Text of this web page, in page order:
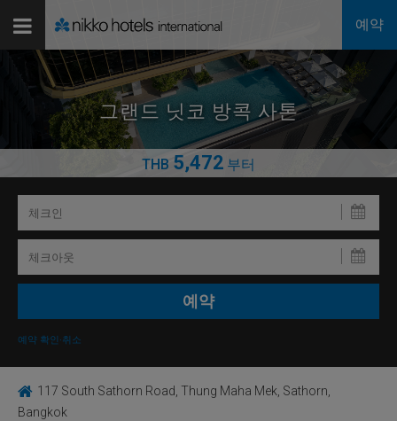
예약
그랜드 닛코 방콕 사톤
THB 5,472 부터
예약 확인·취소
117 South Sathorn Road, Thung Maha Mek, Sathorn,
Bangkok